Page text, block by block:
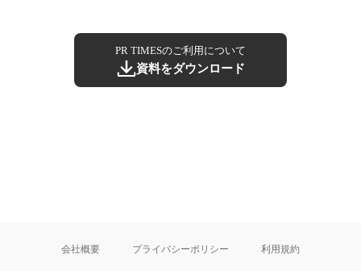
PR TIMESのご利用について
資料をダウンロード
会社概要 プライバシーポリシー 利用規約